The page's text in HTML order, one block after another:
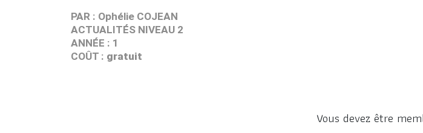
PAR : Ophélie COJEAN
ACTUALITÉS NIVEAU 2
ANNÉE : 1
COÛT : gratuit
Vous devez être